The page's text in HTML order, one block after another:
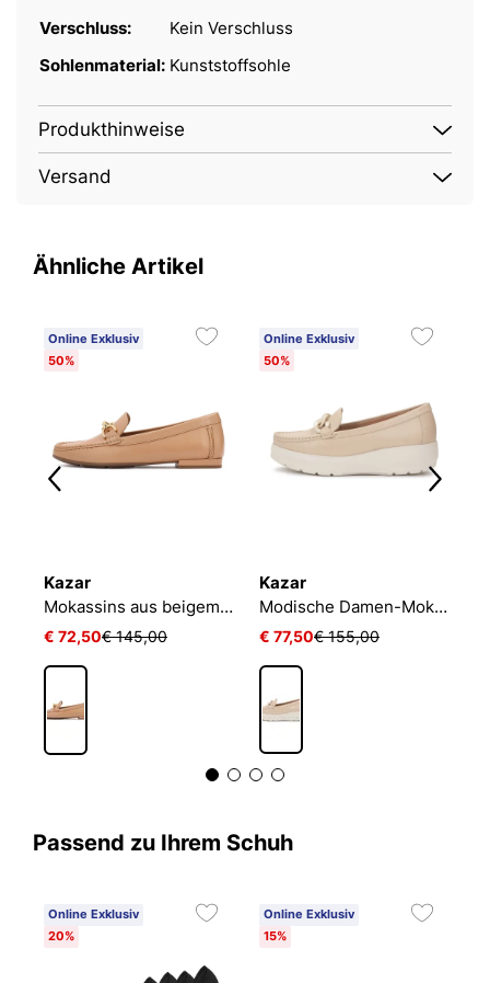
Verschluss:
Kein Verschluss
Sohlenmaterial: Kunststoffsohle
Produkthinweise
Versand
Ähnliche Artikel
Online Exklusiv
50%
Kazar
Mokassins aus beigem Leder
€ 72,50€ 145,00
Online Exklusiv
50%
Kazar
Modische Damen-Mokassins aus Leder mit dicker Sohle
€ 77,50€ 155,00
Passend zu Ihrem Schuh
Online Exklusiv
20%
Online Exklusiv
15%